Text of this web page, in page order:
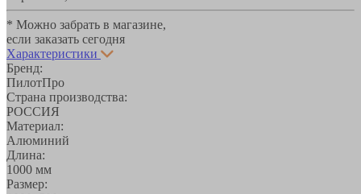
* Можно забрать в магазине,
если заказать сегодня
Характеристики
Бренд:
ПилотПро
Страна производства:
РОССИЯ
Материал:
Алюминий
Длина:
1000 мм
Размер: